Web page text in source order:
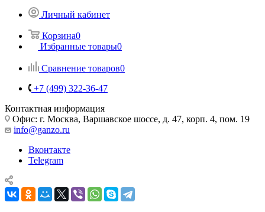
Личный кабинет
Корзина0
Избранные товары0
Сравнение товаров0
+7 (499) 322-36-47
Контактная информация
Офис: г. Москва, Варшавское шоссе, д. 47, корп. 4, пом. 19
info@ganzo.ru
Вконтакте
Telegram